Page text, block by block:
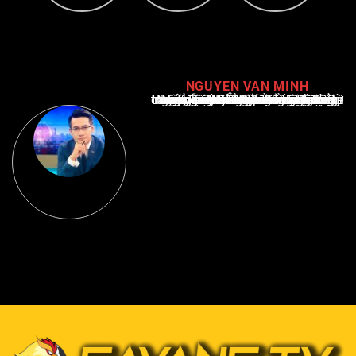
NGUYEN VAN MINH
Nguyễn Văn Minh là một trong những chuyên gia hàng đầu về báo cáo tin tức thể thao tại Việt Nam, với hơn 10 năm hoạt động trong ngành. Ông có kiến thức sâu rộng và kinh nghiệm đáng kể trong việc phân tích và báo cáo về các sự kiện thể thao hàng đầu. Sự hiểu biết sâu sắc của ông về ngành này đã giúp ông xây dựng uy tín và danh tiếng trong cộng đồng báo chí thể thao.